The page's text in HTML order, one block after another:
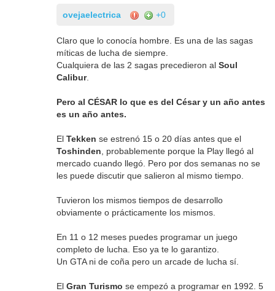
ovejaelectrica +0
Claro que lo conocía hombre. Es una de las sagas
míticas de lucha de siempre.
Cualquiera de las 2 sagas precedieron alSoul
Calibur.
Pero al CÉSAR lo que es del César y un año antes
es un año antes.
ElTekken se estrenó 15 o 20 días antes que el
Toshinden , probablemente porque la Play llegó al
mercado cuando llegó. Pero por dos semanas no se
les puede discutir que salieron al mismo tiempo.
Tuvieron los mismos tiempos de desarrollo
obviamente o prácticamente los mismos.
En 11 o 12 meses puedes programar un juego
completo de lucha. Eso ya te lo garantizo.
Un GTA ni de coña pero un arcade de lucha sí.
ElGran Turismo se empezó a programar en 1992. 5